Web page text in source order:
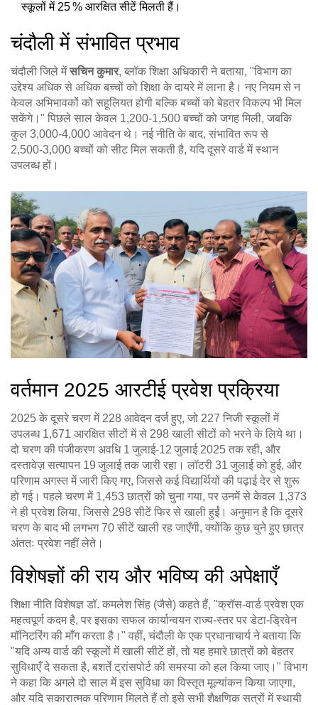
स्कूलों में 25 % आरक्षित सीटें मिलती हैं।
चंदौली में संभावित प्रभाव
चंदौली जिले मेंसचिन कुमार, ब्लॉक शिक्षा अधिकारी ने बताया, "विभाग का
उद्देश्य अधिक से अधिक बच्चों को शिक्षा के दायरे में लाना है। नए नियम से न
केवल अभिभावकों को सहूलियत होगी बल्कि बच्चों को बेहतर विकल्प भी मिल
सकेंगे।" पिछले साल केवल 1,200‑1,500 बच्चों को जगह मिली, जबकि
कुल 3,000‑4,000 आवेदन थे। नई नीति के बाद, संभावित रूप से
2,500‑3,000 बच्चों को सीट मिल सकती है, यदि दूसरे वार्ड में स्थान
उपलब्ध हों।
वर्तमान 2025 आरटीई प्रवेश प्रक्रिया
2025 के दूसरे चरण में 228 आवेदन दर्ज हुए, जो 227 निजी स्कूलों में
उपलब्ध 1,671 आरक्षित सीटों में से 298 खाली सीटों को भरने के लिये था।
दो चरण की पंजीकरण अवधि 1 जुलाई‑12 जुलाई 2025 तक रही, और
दस्तावेज़ सत्यापन 19 जुलाई तक जारी रहा। लॉटरी 31 जुलाई को हुई, और
परिणाम अगस्त में जारी किए गए, जिससे कई विद्यार्थियों की पढ़ाई देर से शुरू
हो गई। पहले चरण में 1,453 छात्रों को चुना गया, पर उनमें से केवल 1,373
ने ही प्रवेश लिया, जिससे 298 सीटें फिर से खाली हुईं। अनुमान है कि दूसरे
चरण के बाद भी लगभग 70 सीटें खाली रह जाएँगी, क्योंकि कुछ चुने हुए छात्र
अंततः प्रवेश नहीं लेते।
विशेषज्ञों की राय और भविष्य की अपेक्षाएँ
शिक्षा नीति विशेषज्ञ डॉ. कमलेश सिंह (जैसे) कहते हैं, "क्रॉस‑वार्ड प्रवेश एक
महत्वपूर्ण कदम है, पर इसका सफल कार्यान्वयन राज्य‑स्तर पर डेटा‑ड्रिवेन
मॉनिटरिंग की माँग करता है।" वहीं, चंदौली के एक प्रधानाचार्य ने बताया कि
"यदि अन्य वार्ड की स्कूलों में खाली सीटें हों, तो यह हमारे छात्रों को बेहतर
सुविधाएँ दे सकता है, बशर्ते ट्रांसपोर्ट की समस्या को हल किया जाए।" विभाग
ने कहा कि अगले दो साल में इस सुविधा का विस्तृत मूल्यांकन किया जाएगा,
और यदि सकारात्मक परिणाम मिलते हैं तो इसे सभी शैक्षणिक सत्रों में स्थायी